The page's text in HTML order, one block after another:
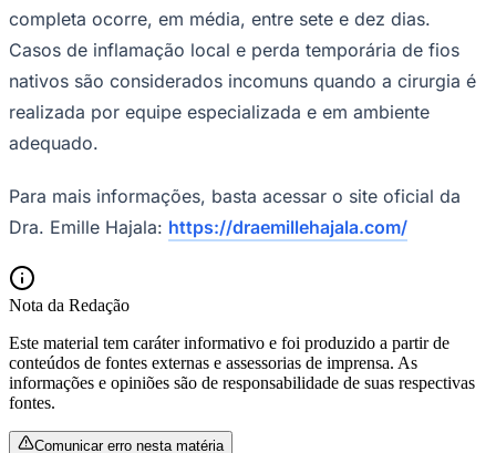
Santos
completa ocorre, em média, entre sete e dez dias.
Casos de inflamação local e perda temporária de fios
nativos são considerados incomuns quando a cirurgia é
realizada por equipe especializada e em ambiente
adequado.
Para mais informações, basta acessar o site oficial da
Dra. Emille Hajala: https://draemillehajala.com/
Nota da Redação
Este material tem caráter informativo e foi produzido a partir de
conteúdos de fontes externas e assessorias de imprensa. As
informações e opiniões são de responsabilidade de suas respectivas
fontes.
Comunicar erro nesta matéria